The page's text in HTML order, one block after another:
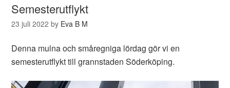
Semesterutflykt
23 juli 2022 by Eva B M
Denna mulna och småregniga lördag gör vi en
semesterutflykt till grannstaden Söderköping.